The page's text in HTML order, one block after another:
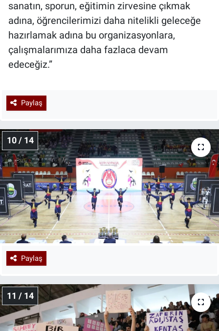
sanatın, sporun, eğitimin zirvesine çıkmak
adına, öğrencilerimizi daha nitelikli geleceğe
hazırlamak adına bu organizasyonlara,
çalışmalarımıza daha fazlaca devam
edeceğiz.”
Paylaş
10 / 14
Paylaş
11 / 14